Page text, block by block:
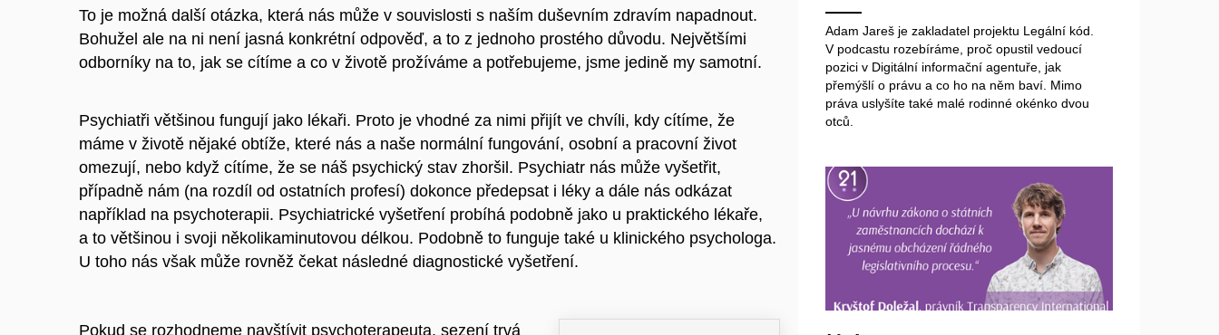
To je možná další otázka, která nás může v souvislosti s naším duševním zdravím napadnout.
Bohužel ale na ni není jasná konkrétní odpověď, a to z jednoho prostého důvodu. Největšími
odborníky na to, jak se cítíme a co v životě prožíváme a potřebujeme, jsme jedině my samotní.
Psychiatři většinou fungují jako lékaři. Proto je vhodné za nimi přijít ve chvíli, kdy cítíme, že
máme v životě nějaké obtíže, které nás a naše normální fungování, osobní a pracovní život
omezují, nebo když cítíme, že se náš psychický stav zhoršil. Psychiatr nás může vyšetřit,
případně nám (na rozdíl od ostatních profesí) dokonce předepsat i léky a dále nás odkázat
například na psychoterapii. Psychiatrické vyšetření probíhá podobně jako u praktického lékaře,
a to většinou i svoji několikaminutovou délkou. Podobně to funguje také u klinického psychologa.
U toho nás však může rovněž čekat následné diagnostické vyšetření.
Pokud se rozhodneme navštívit psychoterapeuta, sezení trvá
Adam Jareš je zakladatel projektu Legální kód.
V podcastu rozebíráme, proč opustil vedoucí
pozici v Digitální informační agentuře, jak
přemýšlí o právu a co ho na něm baví. Mimo
práva uslyšíte také malé rodinné okénko dvou
otců.